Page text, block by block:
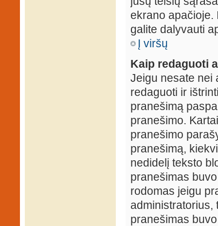
ekrano apačioje.
galite dalyvauti
Į viršų
Kaip redaguoti
Jeigu nesate nei
redaguoti ir
pranešimą
pranešimo.
pranešimo
pranešimą,
nedidelį teksto
pranešimas
rodomas jeigu
administratorius,
pranešimas